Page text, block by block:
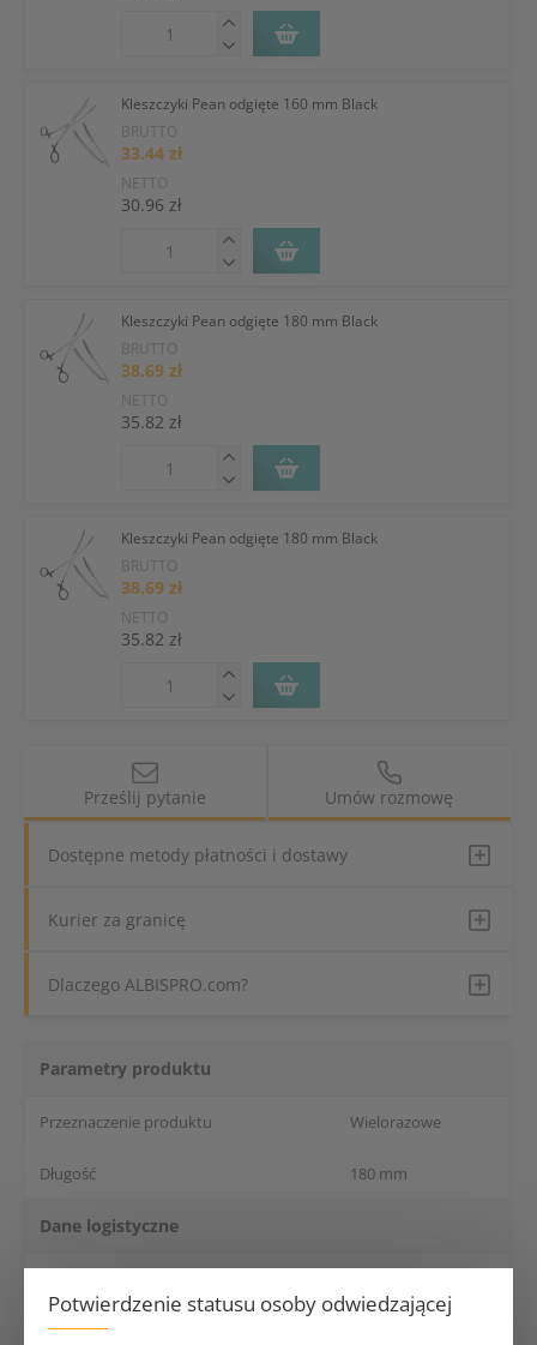
Potwierdzenie statusu osoby odwiedzającej
Kleszczyki Pean odgięte 160 mm Black
BRUTTO
33.44 zł
NETTO
30.96 zł
Kleszczyki Pean odgięte 180 mm Black
BRUTTO
38.69 zł
NETTO
35.82 zł
Kleszczyki Pean odgięte 180 mm Black
BRUTTO
38.69 zł
NETTO
35.82 zł
Prześlij pytanie Umów rozmowę
Dostępne metody płatności i dostawy
Kurier za granicę
Dlaczego ALBISPRO.com?
Parametry produktu
Przeznaczenie produktu Wielorazowe
Długość 180 mm
Dane logistyczne